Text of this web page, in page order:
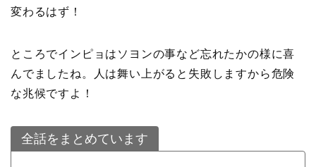
変わるはず！
ところでインピョはソヨンの事など忘れたかの様に喜
んでましたね。人は舞い上がると失敗しますから危険
な兆候ですよ！
全話をまとめています